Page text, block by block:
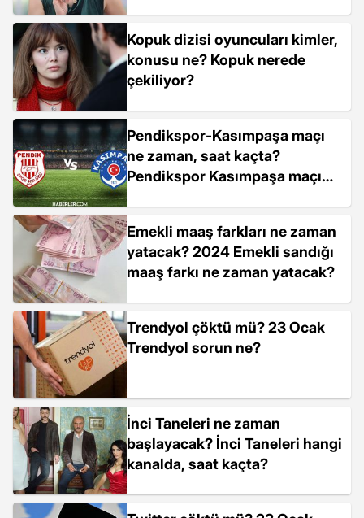
Kopuk dizisi oyuncuları kimler,
konusu ne? Kopuk nerede
çekiliyor?
Pendikspor-Kasımpaşa maçı
ne zaman, saat kaçta?
Pendikspor Kasımpaşa maçı
Emekli maaş farkları ne zaman
yatacak? 2024 Emekli sandığı
maaş farkı ne zaman yatacak?
Trendyol çöktü mü? 23 Ocak
Trendyol sorun ne?
İnci Taneleri ne zaman
başlayacak? İnci Taneleri hangi
kanalda, saat kaçta?